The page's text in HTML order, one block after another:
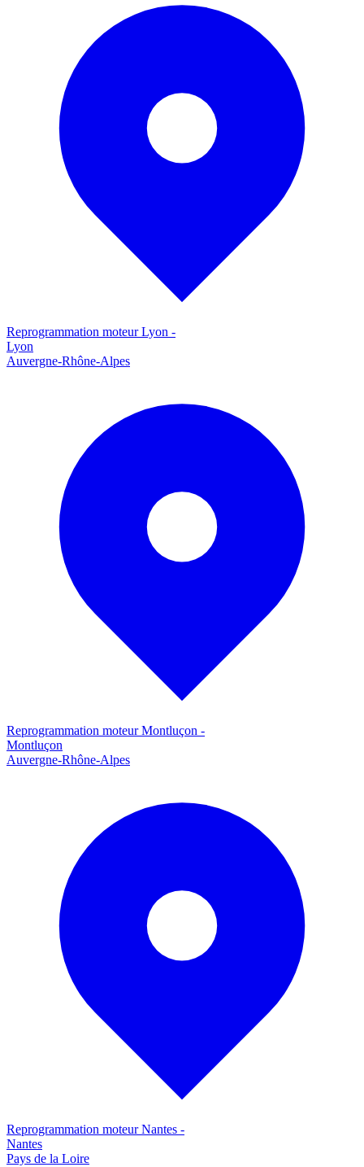
Reprogrammation moteurLyon -
Lyon
Auvergne-Rhône-Alpes
Reprogrammation moteurMontluçon -
Montluçon
Auvergne-Rhône-Alpes
Reprogrammation moteurNantes -
Nantes
Pays de la Loire